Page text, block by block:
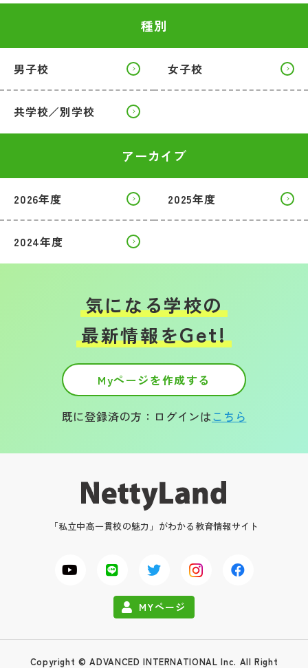
種別
男子校 女子校
共学校／別学校
アーカイブ
2026年度 2025年度
2024年度
気になる学校の
最新情報をGet!
Myページを作成する
既に登録済の方：ログインはこちら
「私立中高一貫校の魅力」がわかる教育情報サイト
MYページ
Copyright © ADVANCED INTERNATIONAL Inc. All Right